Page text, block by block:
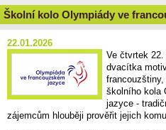
Školní kolo Olympiády ve
22.01.2026
Ve čtvrtek
dvacítka
školního kola
jazyce -
zájemcům hlouběji prověřit jejich